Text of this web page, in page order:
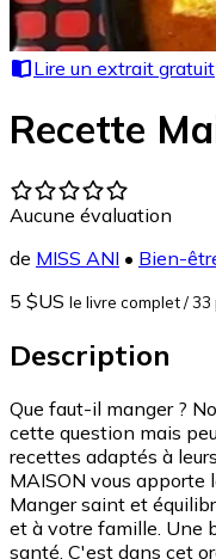
Lire un extrait gratuit
Recette
Aucune évaluation
de MISS ANI • Bien-
5 $US le livre complet/ 33
Description
Que faut-il manger ?
cette question mais
recettes adaptés à
MAISON vous apporte
Manger saint et
et à votre famille. Une
santé. C'est dans cet